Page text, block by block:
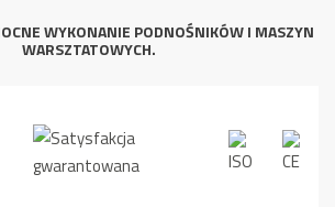
WYKONANIE PODNOŚNIKÓW I MASZYN
WARSZTATOWYCH.